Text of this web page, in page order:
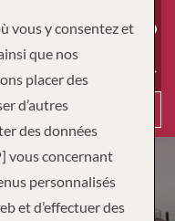
vous y consentez et
que nos
placer des
d’autres
des données
vous concernant
personnalisés
et d’effectuer des